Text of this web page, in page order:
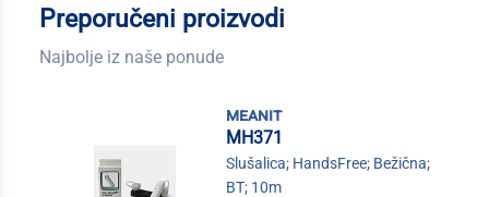
Preporučeni proizvodi
Najbolje iz naše ponude
meanit
MH371
Slušalica; HandsFree; Bežična;
BT; 10m